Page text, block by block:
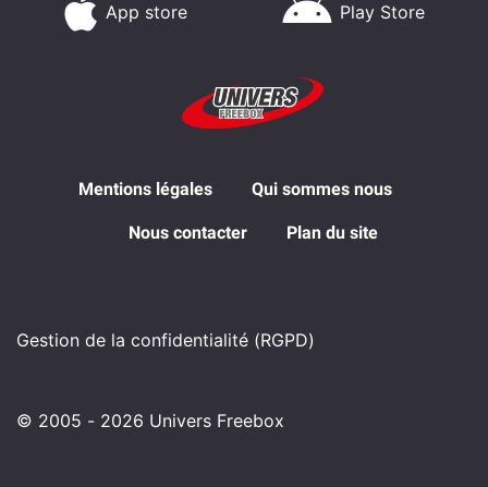
App store Play Store
Mentions légales Qui sommes nous
Nous contacter Plan du site
Gestion de la confidentialité (RGPD)
© 2005 - 2026 Univers Freebox